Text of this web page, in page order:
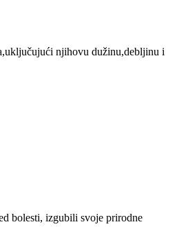
njihovu dužinu,debljinu i
bolesti, izgubili svoje prirodne